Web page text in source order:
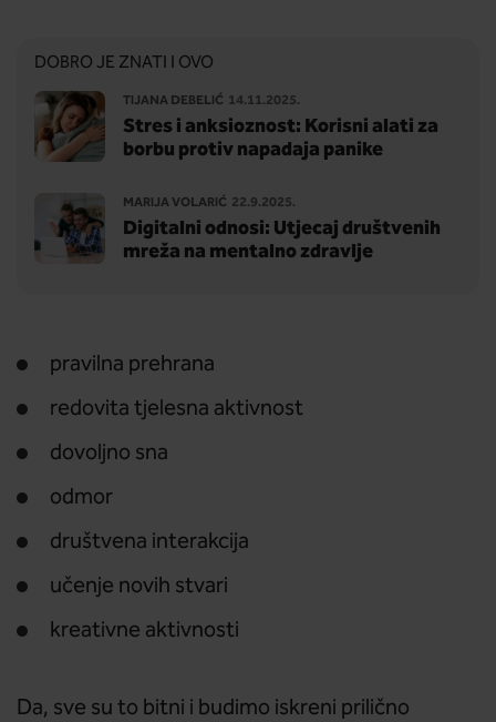
DOBRO JE ZNATI I OVO
TIJANA DEBELIĆ 14.11.2025.
Stres i anksioznost: Korisni alati za
borbu protiv napadaja panike
MARIJA VOLARIĆ 22.9.2025.
Digitalni odnosi: Utjecaj društvenih
mreža na mentalno zdravlje
pravilna prehrana
redovita tjelesna aktivnost
dovoljno sna
odmor
društvena interakcija
učenje novih stvari
kreativne aktivnosti
Da, sve su to bitni i budimo iskreni prilično